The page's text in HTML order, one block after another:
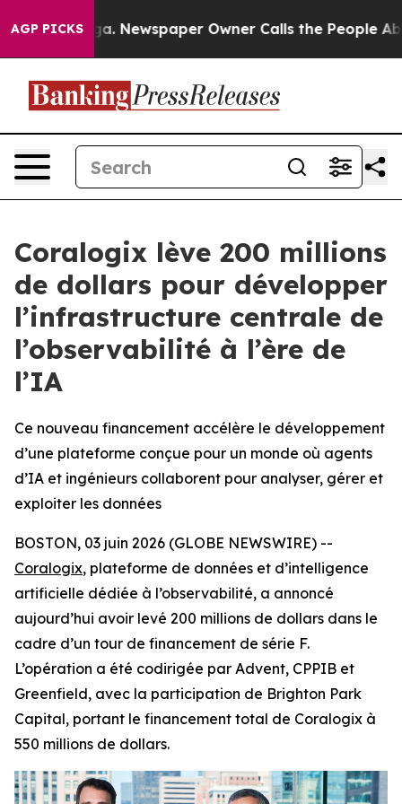
AGP PICKSNewspaper Owner Calls the People Abruptly
Coralogix lève 200 millions
de dollars pour développer
l’infrastructure centrale de
l’observabilité à l’ère de
l’IA
Ce nouveau financement accélère le développement
d’une plateforme conçue pour un monde où agents
d’IA et ingénieurs collaborent pour analyser, gérer et
exploiter les données
BOSTON, 03 juin 2026 (GLOBE NEWSWIRE) --
Coralogix, plateforme de données et d’intelligence
artificielle dédiée à l’observabilité, a annoncé
aujourd’hui avoir levé 200 millions de dollars dans le
cadre d’un tour de financement de série F.
L’opération a été codirigée par Advent, CPPIB et
Greenfield, avec la participation de Brighton Park
Capital, portant le financement total de Coralogix à
550 millions de dollars.